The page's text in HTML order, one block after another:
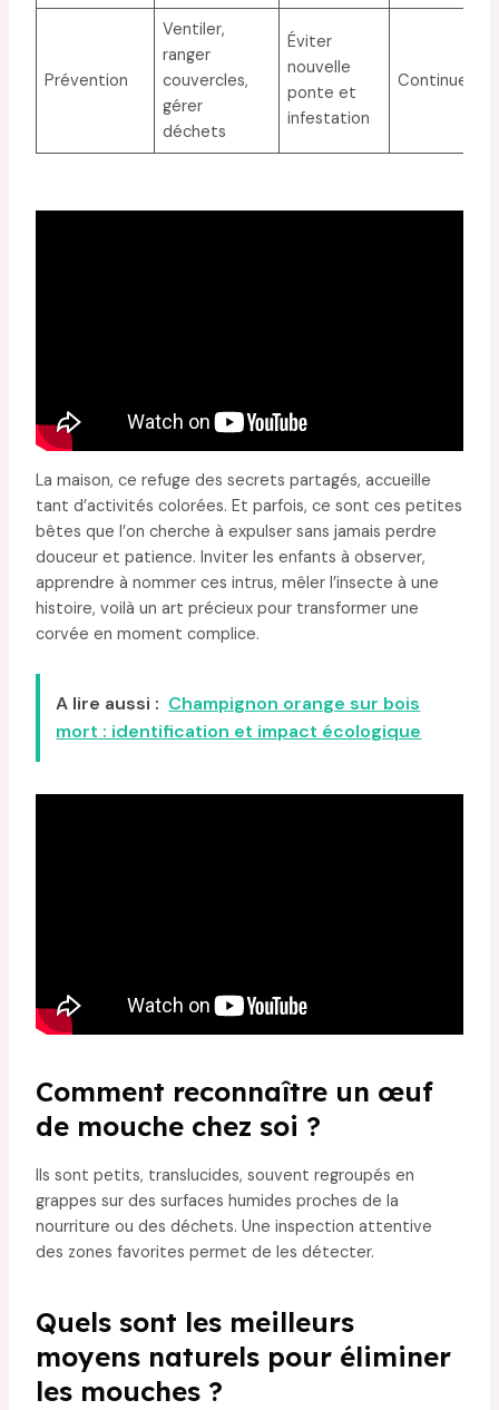
Prévention
Ventiler,
ranger
couvercles,
gérer
déchets
Éviter
nouvelle
ponte et
infestation
Continue
La maison, ce refuge des secrets partagés, accueille
tant d’activités colorées. Et parfois, ce sont ces petites
bêtes que l’on cherche à expulser sans jamais perdre
douceur et patience. Inviter les enfants à observer,
apprendre à nommer ces intrus, mêler l’insecte à une
histoire, voilà un art précieux pour transformer une
corvée en moment complice.
A lire aussi : Champignon orange sur bois
mort : identification et impact écologique
Comment reconnaître un œuf
de mouche chez soi ?
Ils sont petits, translucides, souvent regroupés en
grappes sur des surfaces humides proches de la
nourriture ou des déchets. Une inspection attentive
des zones favorites permet de les détecter.
Quels sont les meilleurs
moyens naturels pour éliminer
les mouches ?